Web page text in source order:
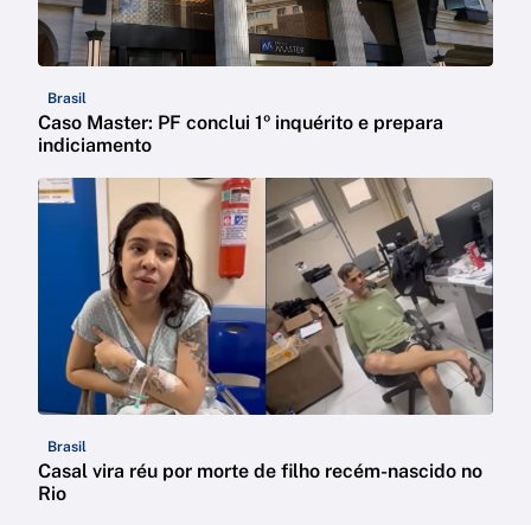
Brasil
Caso Master: PF conclui 1º inquérito e prepara
indiciamento
Brasil
Casal vira réu por morte de filho recém-nascido no
Rio